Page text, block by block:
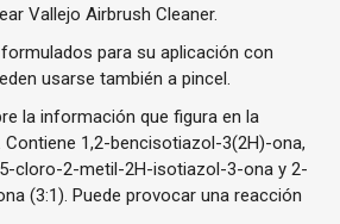
Vallejo Airbrush Cleaner.
para su aplicación con
usarse también a pincel.
la información que figura en la
1,2-bencisotiazol-3(2H)-ona,
cloro-2-metil-2H-isotiazol-3-ona y 2-
(3:1). Puede provocar una reacción